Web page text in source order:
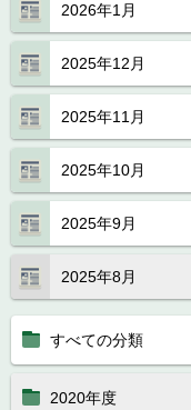
2026年1月
2025年12月
2025年11月
2025年10月
2025年9月
2025年8月
すべての分類
2020年度